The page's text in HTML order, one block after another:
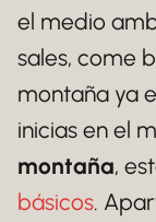
el medio
sales, come
montaña ya
inicias en el
montaña,
básicos.